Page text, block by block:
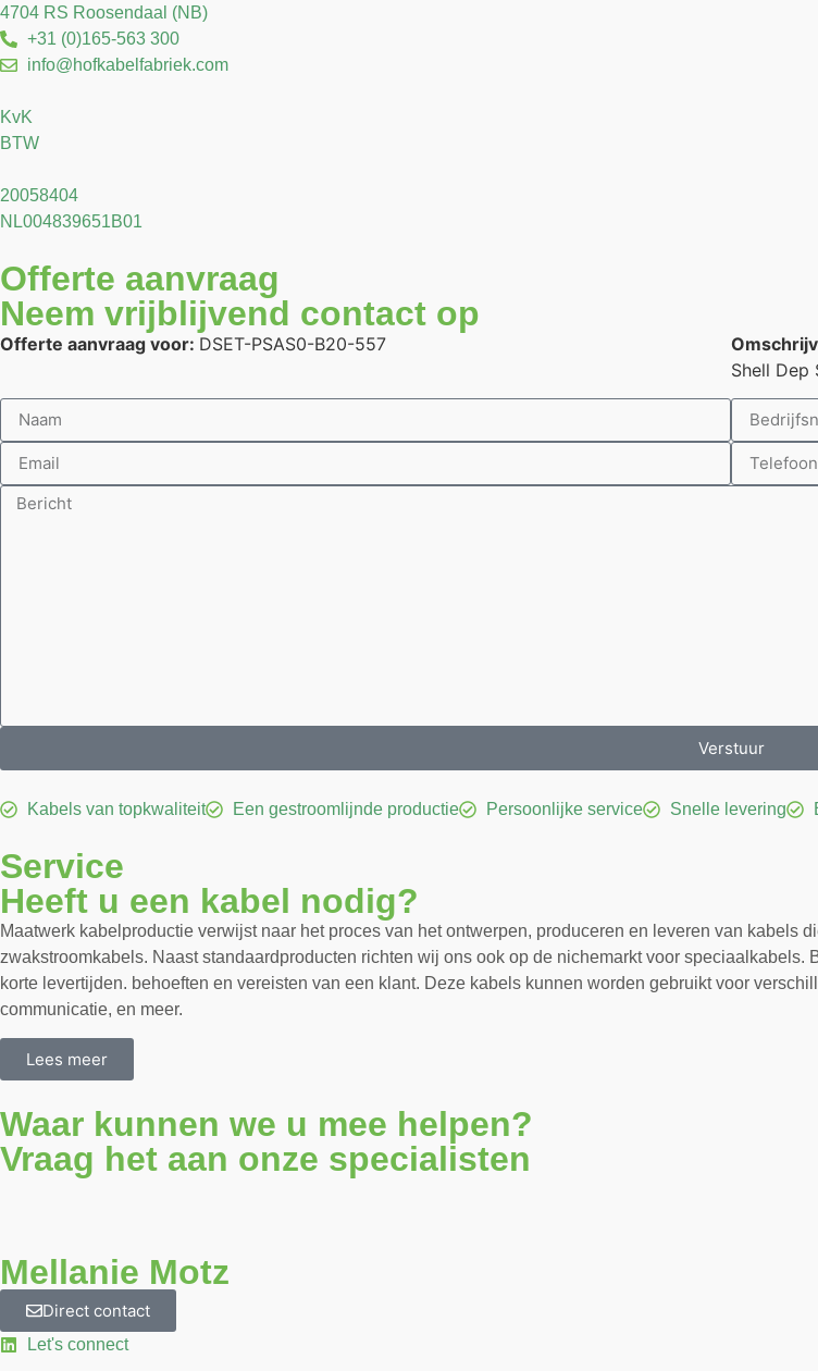
4704 RS Roosendaal (NB)
+31 (0)165-563 300
info@hofkabelfabriek.com
KvK
BTW
20058404
NL004839651B01
Offerte aanvraag
Neem vrijblijvend contact op
Offerte aanvraag voor: DSET-PSAS0-B20-557
Shell Dep
Verstuur
Kabels van topkwaliteit Een gestroomlijnde productie Persoonlijke service Snelle levering
Service
Heeft u een kabel nodig?
Maatwerk kabelproductie verwijst naar het proces van het ontwerpen, produceren en leveren van
zwakstroomkabels. Naast standaardproducten richten wij ons ook op de nichemarkt voor
korte levertijden. behoeften en vereisten van een klant. Deze kabels kunnen worden gebruikt voor
communicatie, en meer.
Lees meer
Waar kunnen we u mee helpen?
Vraag het aan onze specialisten
Mellanie Motz
Direct contact
Let's connect